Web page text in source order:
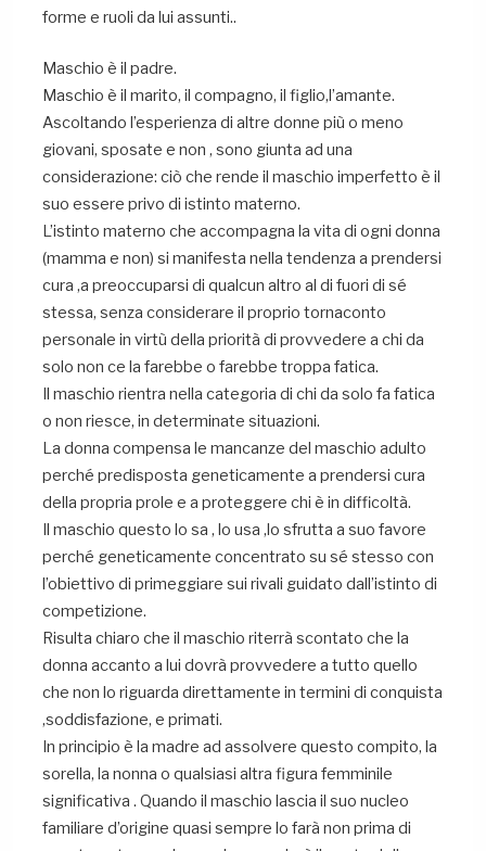
forme e ruoli da lui assunti..
Maschio è il padre.
Maschio è il marito, il compagno, il figlio,l’amante.
Ascoltando l’esperienza di altre donne più o meno
giovani, sposate e non , sono giunta ad una
considerazione: ciò che rende il maschio imperfetto è il
suo essere privo di istinto materno.
L’istinto materno che accompagna la vita di ogni donna
(mamma e non) si manifesta nella tendenza a prendersi
cura ,a preoccuparsi di qualcun altro al di fuori di sé
stessa, senza considerare il proprio tornaconto
personale in virtù della priorità di provvedere a chi da
solo non ce la farebbe o farebbe troppa fatica.
Il maschio rientra nella categoria di chi da solo fa fatica
o non riesce, in determinate situazioni.
La donna compensa le mancanze del maschio adulto
perché predisposta geneticamente a prendersi cura
della propria prole e a proteggere chi è in difficoltà.
Il maschio questo lo sa , lo usa ,lo sfrutta a suo favore
perché geneticamente concentrato su sé stesso con
l’obiettivo di primeggiare sui rivali guidato dall’istinto di
competizione.
Risulta chiaro che il maschio riterrà scontato che la
donna accanto a lui dovrà provvedere a tutto quello
che non lo riguarda direttamente in termini di conquista
,soddisfazione, e primati.
In principio è la madre ad assolvere questo compito, la
sorella, la nonna o qualsiasi altra figura femminile
significativa . Quando il maschio lascia il suo nucleo
familiare d’origine quasi sempre lo farà non prima di